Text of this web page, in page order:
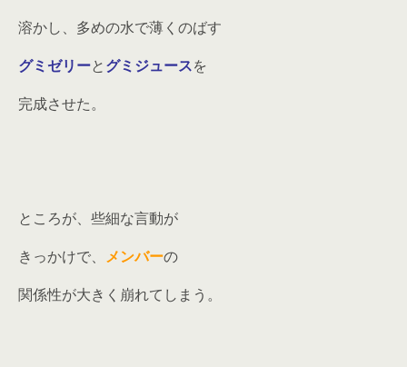
溶かし、多めの水で薄くのばす
グミゼリーとグミジュースを
完成させた。
ところが、些細な言動が
きっかけで、 メンバーの
関係性が大きく崩れてしまう。